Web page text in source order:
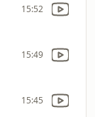
15:52
15:49
15:45